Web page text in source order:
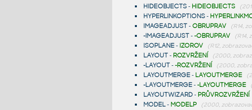
HIDEOBJECTS- HIDEOBJECTS
HYPERLINKOPTIONS-
IMAGEADJUST-OBRUPRAV (R14,
-IMAGEADJUST--OBRUPRAV (R14,
ISOPLANE- IZOROV (R12,
LAYOUT- ROZVRŽENÍ (2000,
-LAYOUT--ROZVRŽENÍ (2000,
LAYOUTMERGE- LAYOUTMERGE
-LAYOUTMERGE--LAYOUTMERGE
LAYOUTWIZARD- PRŮVROZVRŽENÍ
MODEL- MODELP (2000,